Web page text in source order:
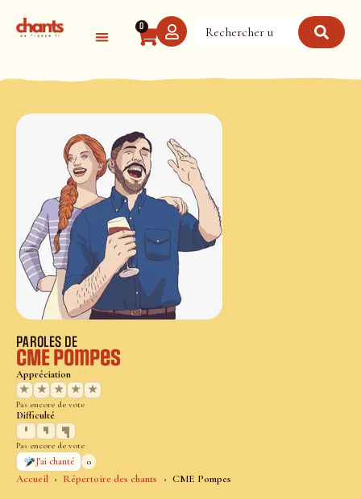
0
Accueil Répertoire des chants CME Pompes
PAROLES DE
CME Pompes
Appréciation
★
★ ★ ★ ★
Pas encore de vote
Difficulté
Pas encore de vote
J’ai chanté
0